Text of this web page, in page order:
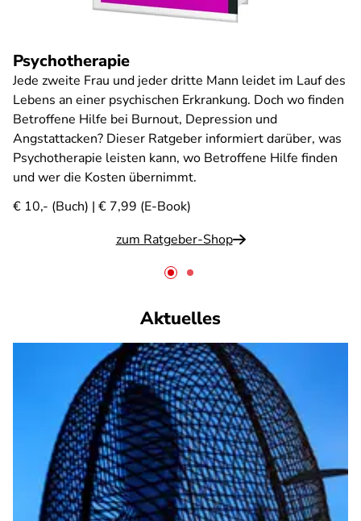
Psychotherapie
Jede zweite Frau und jeder dritte Mann leidet im Lauf des
Lebens an einer psychischen Erkrankung. Doch wo finden
Betroffene Hilfe bei Burnout, Depression und
Angstattacken? Dieser Ratgeber informiert darüber, was
Psychotherapie leisten kann, wo Betroffene Hilfe finden
und wer die Kosten übernimmt.
€ 10,- (Buch) | € 7,99 (E-Book)
zum Ratgeber-Shop
Aktuelles